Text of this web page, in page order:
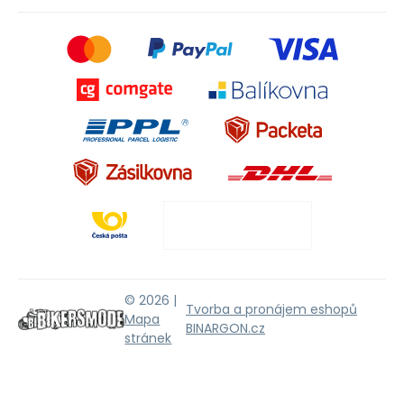
© 2026 |
Mapa
stránek
Tvorba a pronájem eshopů
BINARGON.cz